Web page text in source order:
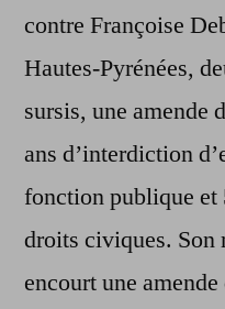
contre Françoise
Hautes-Pyrénées,
sursis, une amende
ans d’interdiction
fonction publique et
droits civiques.
encourt une